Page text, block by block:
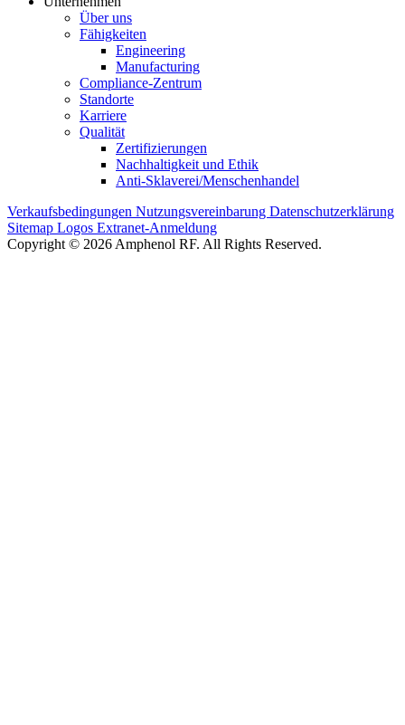
Über uns
Fähigkeiten
Engineering
Manufacturing
Compliance-Zentrum
Standorte
Karriere
Qualität
Zertifizierungen
Nachhaltigkeit und Ethik
Anti-Sklaverei/Menschenhandel
Verkaufsbedingungen Nutzungsvereinbarung Datenschutzerklärung
Sitemap Logos Extranet-Anmeldung
Copyright © 2026 Amphenol RF. All Rights Reserved.